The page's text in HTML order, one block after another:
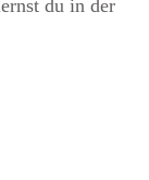
du in der